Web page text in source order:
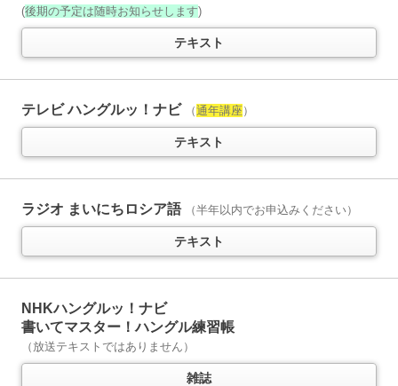
「ラジオ英会話」とセット学習がおススメ
（放送テキストではありません）
雑誌
ラジオ ラジオビジネス英語 5か月以上購読で特典付き
今日から使えるビジネス英語を学ぶ
テキスト 音声
（半年以内でお申込みください）
テキスト
(後期の予定は随時お知らせします)
テキスト
テレビ ハングルッ！ナビ （通年講座 ）
テキスト
ラジオ まいにちロシア語 （半年以内でお申込みください）
テキスト
NHKハングルッ！ナビ
書いてマスター！ハングル練習帳
（放送テキストではありません）
雑誌